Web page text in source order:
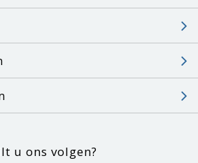
u ons volgen?